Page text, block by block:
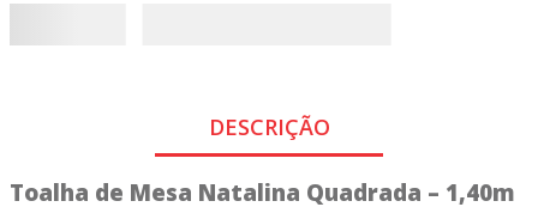
DESCRIÇÃO
Toalha de Mesa Natalina Quadrada – 1,40m